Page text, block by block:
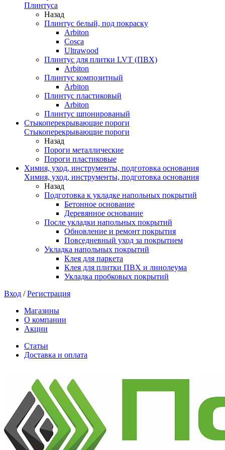
Плинтуса
Назад
Плинтус белый, под покраску
Arbiton
Cosca
Ultrawood
Плинтус для плитки LVT (ПВХ)
Arbiton
Плинтус композитный
Arbiton
Плинтус пластиковый
Arbiton
Плинтус шпонированый
Стыкоперекрывающие пороги
Стыкоперекрывающие пороги
Назад
Пороги металлические
Пороги пластиковые
Химия, уход, инструменты, подготовка основания
Химия, уход, инструменты, подготовка основания
Назад
Подготовка к укладке напольных покрытий
Бетонное основание
Деревянное основание
После укладки напольных покрытий
Обновление и ремонт покрытия
Повседневный уход за покрытием
Укладка напольных покрытий
Клея для паркета
Клея для плитки ПВХ и линолеума
Укладка пробковых покрытий
Вход /Регистрация
Магазины
О компании
Акции
Статьи
Доставка и оплата